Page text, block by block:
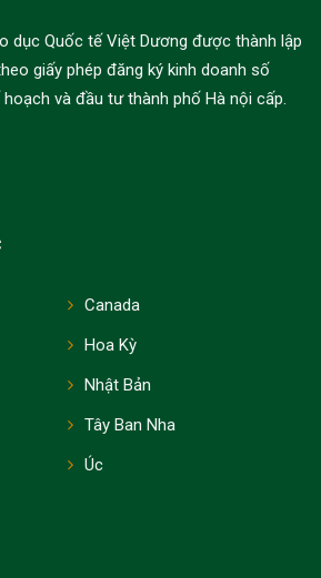
dục Quốc tế Việt Dương được thành lập
giấy phép đăng ký kinh doanh số
và đầu tư thành phố Hà nội cấp.
Canada
Hoa Kỳ
Nhật Bản
Tây Ban Nha
Úc